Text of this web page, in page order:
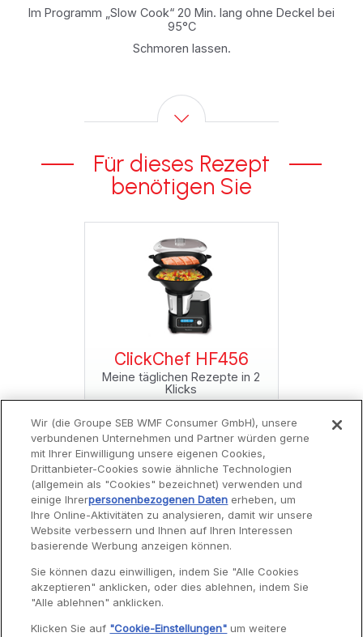
Im Programm „Slow Cook“ 20 Min. lang ohne Deckel bei
95°C
Schmoren lassen.
Für dieses Rezept
benötigen Sie
ClickChef HF456
Meine täglichen Rezepte in 2
Klicks
Service
Garantie
Reparaturen
Wir (die Groupe SEB WMF Consumer GmbH), unsere
verbundenen Unternehmen und Partner würden gerne
mit Ihrer Einwilligung unsere eigenen Cookies,
Drittanbieter-Cookies sowie ähnliche Technologien
(allgemein als "Cookies" bezeichnet) verwenden und
einige Ihrerpersonenbezogenen Daten erheben, um
Ihre Online-Aktivitäten zu analysieren, damit wir unsere
Website verbessern und Ihnen auf Ihren Interessen
basierende Werbung anzeigen können.
Sie können dazu einwilligen, indem Sie "Alle Cookies
akzeptieren" anklicken, oder dies ablehnen, indem Sie
"Alle ablehnen" anklicken.
Klicken Sie auf "Cookie-Einstellungen" um weitere